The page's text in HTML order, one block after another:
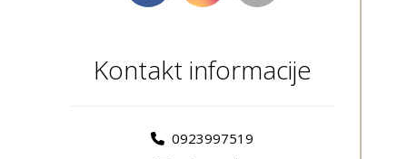
Kontakt informacije
0923997519